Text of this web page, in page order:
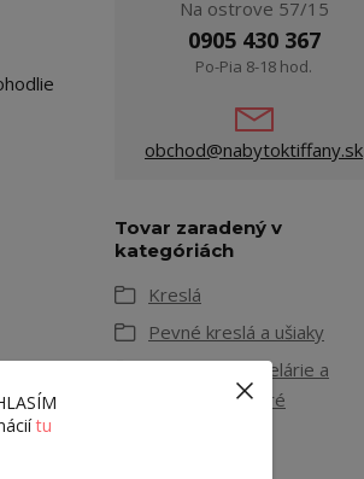
Na ostrove 57/15
0905 430 367
Po-Pia 8-18 hod.
obchod@nabytoktiffany.sk
Tovar zaradený v
kategóriách
Kreslá
Pevné kreslá a ušiaky
Kreslá do kancelárie a
obývačky modré
tu